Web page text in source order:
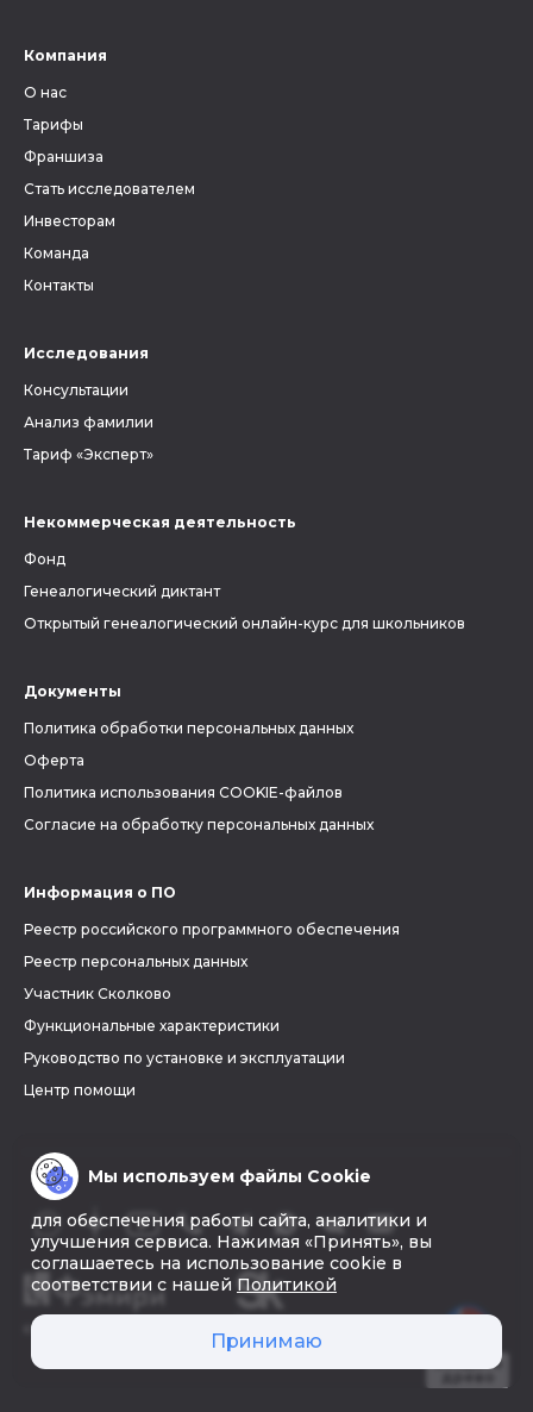
Компания
О нас
Тарифы
Франшиза
Стать исследователем
Инвесторам
Команда
Контакты
Исследования
Консультации
Анализ фамилии
Тариф «Эксперт»
Некоммерческая деятельность
Фонд
Генеалогический диктант
Открытый генеалогический онлайн-курс для школьников
Документы
Политика обработки персональных данных
Оферта
Политика использования COOKIE-файлов
Согласие на обработку персональных данных
Информация о ПО
Реестр российского программного обеспечения
Реестр персональных данных
Участник Сколково
Функциональные характеристики
Руководство по установке и эксплуатации
Центр помощи
© 2026 «Фэмири»
Мы используем файлы Cookie
для обеспечения работы сайта, аналитики и
улучшения сервиса. Нажимая «Принять», вы
соглашаетесь на использование cookie в
соответствии с нашей Политикой
Принимаю
Создать